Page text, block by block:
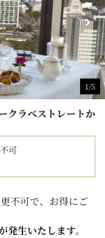
1/5
クラベストレートか
可
不可で、お得にご
生いたします。